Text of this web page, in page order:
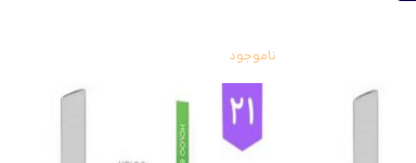
ناموجود